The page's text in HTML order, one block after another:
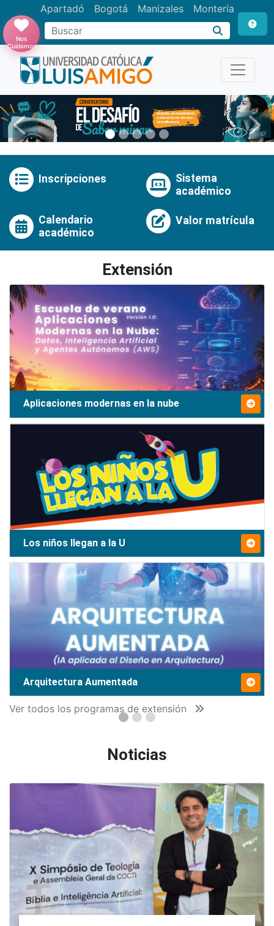
Apartadó Bogotá Manizales Montería
Buscar
Nos
Cuidamos
Anterior
Inscripciones
Sistema
académico
Calendario
académico
Valor matrícula
Extensión
Aplicaciones modernas en la nube
Los niños llegan a la U
Arquitectura Aumentada
Ver todos los programas de extensión
Noticias